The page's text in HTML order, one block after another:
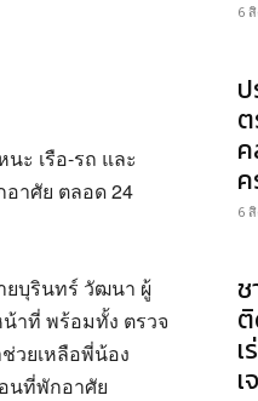
ะ เรือ-รถ และ
าศัย ตลอด 24
ยบุรินทร์ วัฒนา ผู้
าที่ พร้อมทั้ง ตรวจ
วยเหลือพี่น้อง
นที่พักอาศัย
6
6
ช